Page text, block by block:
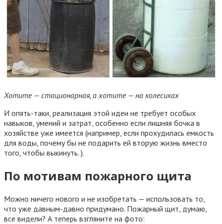
Хотите — стационарная, а хотите — на колесиках
И опять-таки, реализация этой идеи не требует особых
навыков, умений и затрат, особенно если лишняя бочка в
хозяйстве уже имеется (например, если прохудилась емкость
для воды, почему бы не подарить ей вторую жизнь вместо
того, чтобы выкинуть. ).
По мотивам пожарного щита
Можно ничего нового и не изобретать — использовать то,
что уже давным-давно придумано. Пожарный щит, думаю,
все видели? А теперь взгляните на фото: